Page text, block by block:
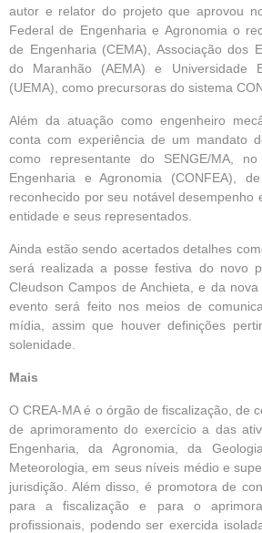
autor e relator do projeto que aprovou
Federal de Engenharia e Agronomia o
de Engenharia (CEMA), Associação dos
do Maranhão (AEMA) e Universidade
(UEMA), como precursoras do sistema
Além da atuação como engenheiro
conta com experiência de um mandato
como representante do SENGE/MA,
Engenharia e Agronomia (CONFEA),
reconhecido por seu notável desempenho
entidade e seus representados.
Ainda estão sendo acertados detalhes
será realizada a posse festiva do novo
Cleudson Campos de Anchieta, e da
evento será feito nos meios de
mídia, assim que houver definições
solenidade.
Mais
O CREA-MA é o órgão de fiscalização, de
de aprimoramento do exercício a das
Engenharia, da Agronomia, da
Meteorologia, em seus níveis médio e
jurisdição. Além disso, é promotora de
para a fiscalização e para o
profissionais, podendo ser exercida